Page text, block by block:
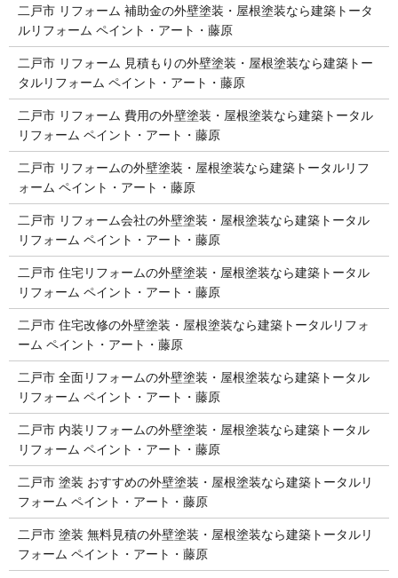
二戸市 リフォーム 補助金の外壁塗装・屋根塗装なら建築トータ
ルリフォーム ペイント・アート・藤原
二戸市 リフォーム 見積もりの外壁塗装・屋根塗装なら建築トー
タルリフォーム ペイント・アート・藤原
二戸市 リフォーム 費用の外壁塗装・屋根塗装なら建築トータル
リフォーム ペイント・アート・藤原
二戸市 リフォームの外壁塗装・屋根塗装なら建築トータルリフ
ォーム ペイント・アート・藤原
二戸市 リフォーム会社の外壁塗装・屋根塗装なら建築トータル
リフォーム ペイント・アート・藤原
二戸市 住宅リフォームの外壁塗装・屋根塗装なら建築トータル
リフォーム ペイント・アート・藤原
二戸市 住宅改修の外壁塗装・屋根塗装なら建築トータルリフォ
ーム ペイント・アート・藤原
二戸市 全面リフォームの外壁塗装・屋根塗装なら建築トータル
リフォーム ペイント・アート・藤原
二戸市 内装リフォームの外壁塗装・屋根塗装なら建築トータル
リフォーム ペイント・アート・藤原
二戸市 塗装 おすすめの外壁塗装・屋根塗装なら建築トータルリ
フォーム ペイント・アート・藤原
二戸市 塗装 無料見積の外壁塗装・屋根塗装なら建築トータルリ
フォーム ペイント・アート・藤原